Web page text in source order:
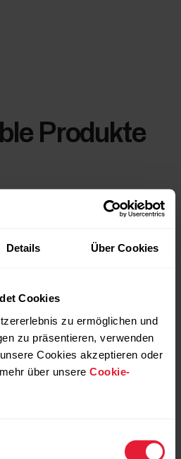
Details Über Cookies
Cookies
zu ermöglichen und
zu präsentieren, verwenden
Cookies akzeptieren oder
über unsere Cookie-
Produkte